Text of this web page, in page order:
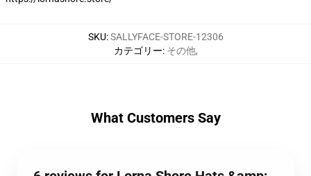
SKU:SALLYFACE-STORE-12306
カテゴリー: その他,
What Customers Say